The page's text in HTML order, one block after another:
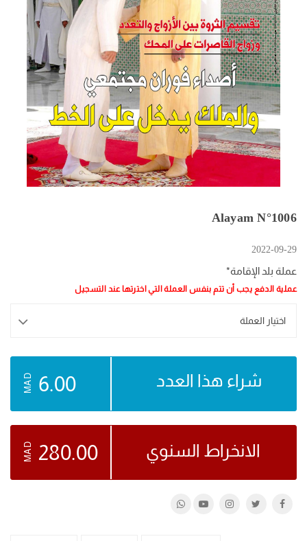
Alayam N°1006
2022-09-29
عملة بلد الإقامة*
عملية الدفع يجب أن تتم بنفس العملة التي اخترتها عند التسجيل
6.00
MAD
280.00
MAD